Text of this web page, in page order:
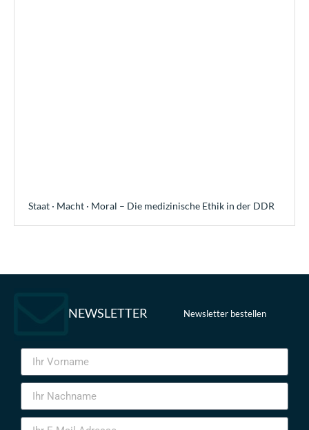
Staat · Macht · Moral – Die medizinische Ethik in der DDR
NEWSLETTER Newsletter bestellen